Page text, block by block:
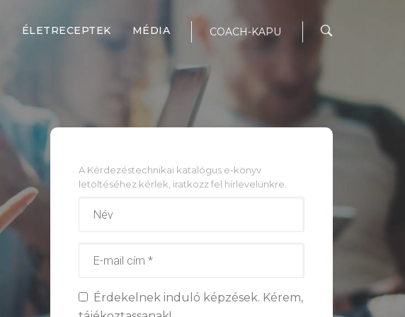
ÉLETRECEPTEK MÉDIA COACH-KAPU
A Kérdezéstechnikai katalógus e-könyv
letöltéséhez kérlek, iratkozz fel hírlevelünkre.
Érdekelnek induló képzések. Kérem,